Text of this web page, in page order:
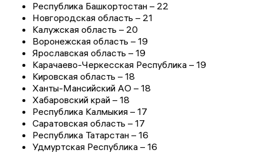
Республика Башкортостан – 22
Новгородская область – 21
Калужская область – 20
Воронежская область – 19
Ярославская область – 19
Карачаево-Черкесская Республика – 19
Кировская область – 18
Ханты-Мансийский АО – 18
Хабаровский край – 18
Республика Калмыкия – 17
Саратовская область – 17
Республика Татарстан – 16
Удмуртская Республика – 16